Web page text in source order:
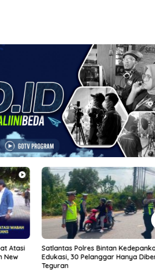
Atasi
New
Satlantas Polres Bintan
Edukasi, 30 Pelanggar Hanya
Teguran